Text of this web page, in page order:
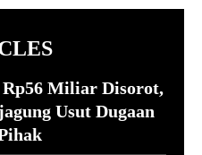
Miliar Disorot,
Usut Dugaan